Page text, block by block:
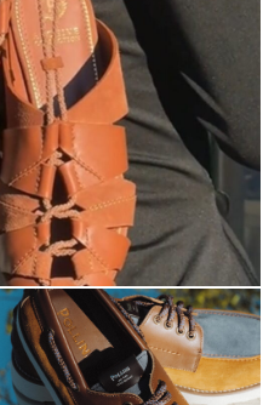
minute escape with th...